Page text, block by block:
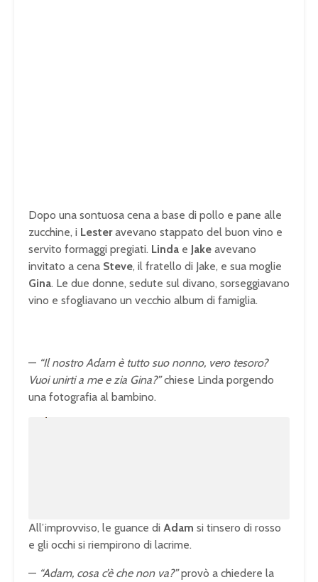
Dopo una sontuosa cena a base di pollo e pane alle
zucchine, i Lesteravevano stappato del buon vino e
servito formaggi pregiati. Linda e Jake avevano
invitato a cena Steve, il fratello di Jake, e sua moglie
Gina. Le due donne, sedute sul divano, sorseggiavano
vino e sfogliavano un vecchio album di famiglia.
— “Il nostro Adam è tutto suo nonno, vero tesoro?
Vuoi unirti a me e zia Gina?”chiese Linda porgendo
una fotografia al bambino.
All’improvviso, le guance di Adam si tinsero di rosso
e gli occhi si riempirono di lacrime.
— “Adam, cosa c’è che non va?”provò a chiedere la